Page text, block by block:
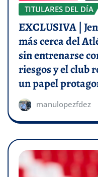
TITULARES DEL DÍA
EXCLUSIVA |
más cerca del
sin entrenarse
riesgos y el club
un papel
manulopezfdez